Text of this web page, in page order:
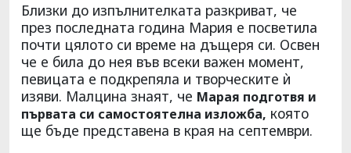
Близки до изпълнителката разкриват, че
през последната година Мария е посветила
почти цялото си време на дъщеря си. Освен
че е била до нея във всеки важен момент,
певицата е подкрепяла и творческите ѝ
изяви. Малцина знаят, че Марая подготвя и
първата си самостоятелна изложба, която
ще бъде представена в края на септември.